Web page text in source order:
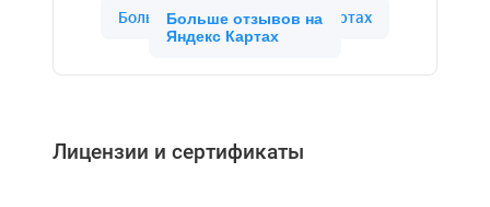
Больше отзывов на
Яндекс Картах
Лицензии и сертификаты